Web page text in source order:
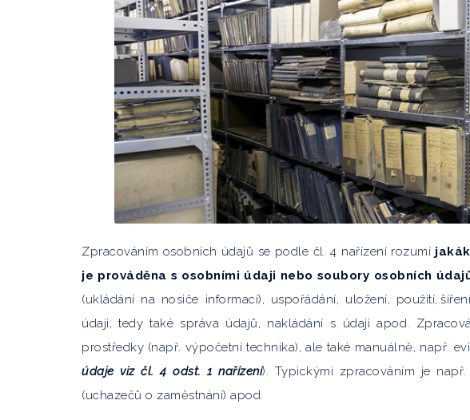
Zpracováním osobních údajů se podle čl. 4 nařízení rozumí
je prováděna s osobními údaji nebo soubory osobních
(ukládání na nosiče informací), uspořádání, uložení,
údaji, tedy také správa údajů, nakládání s údaji apod.
prostředky (např. výpočetní technika), ale také manuálně, např.
údaje viz čl. 4 odst. 1 nařízení). Typickými zpracováním je
(uchazečů o zaměstnání) apod.